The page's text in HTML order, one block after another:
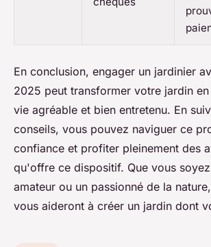
En conclusion, engager un jardinier
2025 peut transformer votre jardin
vie agréable et bien entretenu. En
conseils, vous pouvez naviguer ce
confiance et profiter pleinement des
qu'offre ce dispositif. Que vous
amateur ou un passionné de la
vous aideront à créer un jardin dont